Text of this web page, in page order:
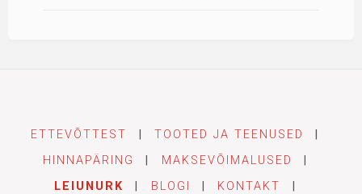
ETTEVÕTTEST TOOTED JA TEENUSED
HINNAPÄRING
MAKSEVÕIMALUSED
LEIUNURK
BLOGI KONTAKT